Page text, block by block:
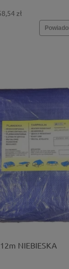
zł
NIEBIESKA